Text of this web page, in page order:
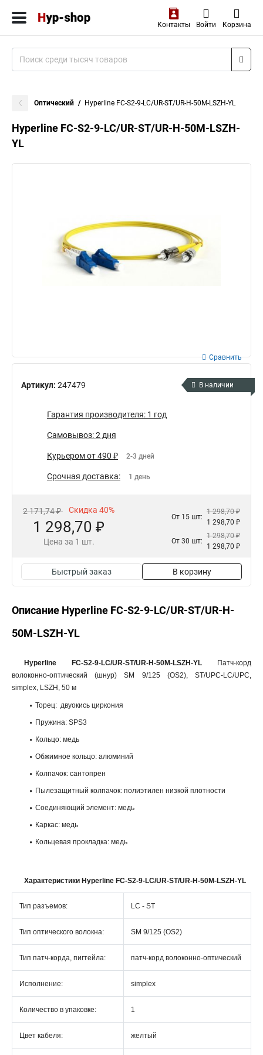
Контакты Войти Корзина
Оптический Hyperline FC-S2-9-LC/UR-ST/UR-H-50M-LSZH-YL
Hyperline FC-S2-9-LC/UR-ST/UR-H-50M-LSZH-
YL
Артикул: 247479
Сравнить
В наличии
Гарантия производителя: 1 год
Самовывоз: 2 дня
Курьером от 490 ₽ 2-3 дней
Срочная доставка: 1 день
2 171,74 ₽ Скидка 40%
1 298,70 ₽
Цена за 1 шт.
От 15 шт:
1 298,70 ₽
1 298,70 ₽
От 30 шт:
1 298,70 ₽
1 298,70 ₽
Быстрый заказ В корзину
Описание Hyperline FC-S2-9-LC/UR-ST/UR-H-
50M-LSZH-YL
Hyperline FC-S2-9-LC/UR-ST/UR-H-50M-LSZH-YL Патч-корд
волоконно-оптический (шнур) SM 9/125 (OS2), ST/UPC-LC/UPC,
simplex, LSZH, 50 м
Торец: двуокись циркония
Пружина: SPS3
Кольцо: медь
Обжимное кольцо: алюминий
Колпачок: сантопрен
Пылезащитный колпачок: полиэтилен низкой плотности
Соединяющий элемент: медь
Каркас: медь
Кольцевая прокладка: медь
Характеристики Hyperline FC-S2-9-LC/UR-ST/UR-H-50M-LSZH-YL
Тип разъемов: LC - ST
Тип оптического волокна: SM 9/125 (OS2)
Тип патч-корда, пигтейла: патч-корд волоконно-оптический
Исполнение: simplex
Количество в упаковке: 1
Цвет кабеля: желтый